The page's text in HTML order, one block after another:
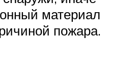
материал
пожара.